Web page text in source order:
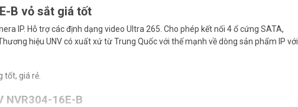
B vỏ sắt giá tốt
IP. Hỗ trợ các định dạng video Ultra 265. Cho phép kết nối 4 ổ cứng SATA,
hiệu UNV có xuất xứ từ Trung Quốc với thế mạnh về dòng sản phẩm IP với
tốt, giá rẻ.
NVR304-16E-B